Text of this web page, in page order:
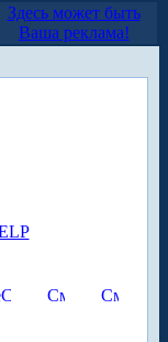
Здесь может быть
Ваша реклама!